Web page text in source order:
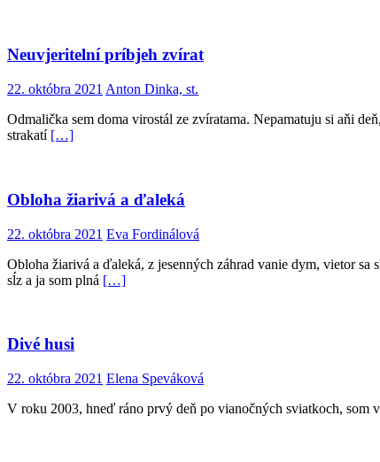
Neuvjeritelní príbjeh zvírat
22. októbra 2021 Anton Dinka, st.
Odmalička sem doma virostál ze zvíratama. Nepamatuju si aňi
strakatí […]
Obloha žiarivá a ďaleká
22. októbra 2021 Eva Fordinálová
Obloha žiarivá a ďaleká, z jesenných záhrad vanie dym, vietor
sĺz a ja som plná […]
Divé husi
22. októbra 2021 Elena Speváková
V roku 2003, hneď ráno prvý deň po vianočných sviatkoch,